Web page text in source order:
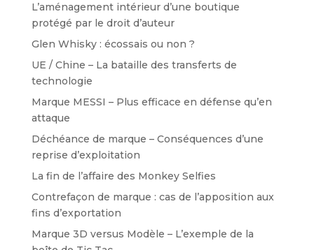
L’aménagement intérieur d’une boutique
protégé par le droit d’auteur
Glen Whisky : écossais ou non ?
UE / Chine – La bataille des transferts de
technologie
Marque MESSI – Plus efficace en défense qu’en
attaque
Déchéance de marque – Conséquences d’une
reprise d’exploitation
La fin de l’affaire des Monkey Selfies
Contrefaçon de marque : cas de l’apposition aux
fins d’exportation
Marque 3D versus Modèle – L’exemple de la